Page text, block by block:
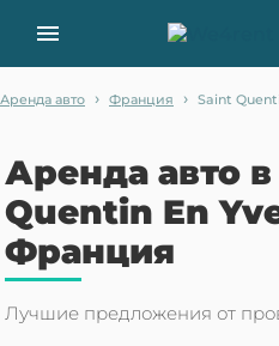
Аренда авто › Франция › Saint
Аренда авто
Quentin En
Франция
Лучшие предложения от